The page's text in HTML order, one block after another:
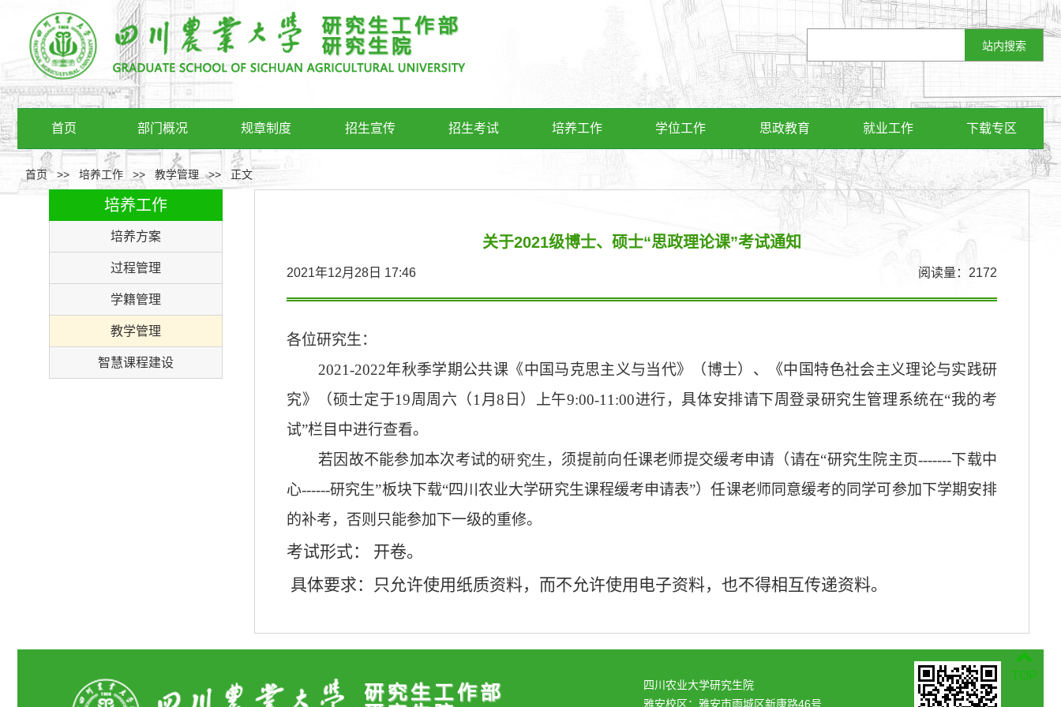
首页 部门概况 规章制度 招生宣传 招生考试 培养工作 学位工作 思政教育 就业工作 下载专区
首页>> 培养工作 >> 教学管理 >> 正文
培养工作
培养方案
过程管理
学籍管理
教学管理
智慧课程建设
关于2021级博士、硕士“思政理论课”考试通知
2021年12月28日 17:46 阅读量： 2172
各位研究生：
2021-2022年秋季学期公共课《中国马克思主义与当代》（博士）、《中国特色社会主义理论与实践研
究》（硕士定于19周周六（1月8日）上午9:00-11:00进行，具体安排请下周登录研究生管理系统在“我的考
试”栏目中进行查看。
若因故不能参加本次考试的研究生 ，须提前向任课老师提交缓考申请（请在“研究生院主页-------下载中
心------研究生”板块下载“四川农业大学研究生课程缓考申请表”）任课老师同意缓考的同学可参加下学期安排
的补考，否则只能参加下一级的重修。
考试形式： 开卷。
具体要求：只允许使用纸质资料，而不允许使用电子资料，也不得相互传递资料。
四川农业大学研究生院
雅安校区：雅安市雨城区新康路46号
TOP